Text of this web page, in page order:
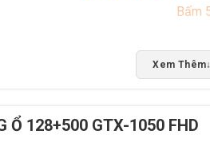
Bấm
Xem Thêm↓
Ổ 128+500 GTX-1050 FHD